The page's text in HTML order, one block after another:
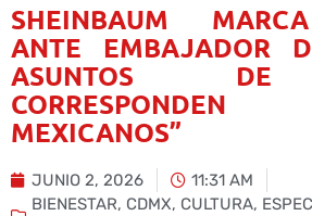
SHEINBAUM
ANTE EMBAJADOR
ASUNTOS DE
MEXICANOS”
JUNIO 2, 2026
11:31 AM
BIENESTAR, CDMX, CULTURA,